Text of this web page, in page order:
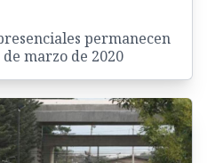
permanecen
marzo de 2020